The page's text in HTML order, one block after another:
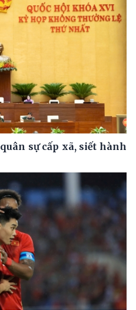
sự cấp xã, siết hành